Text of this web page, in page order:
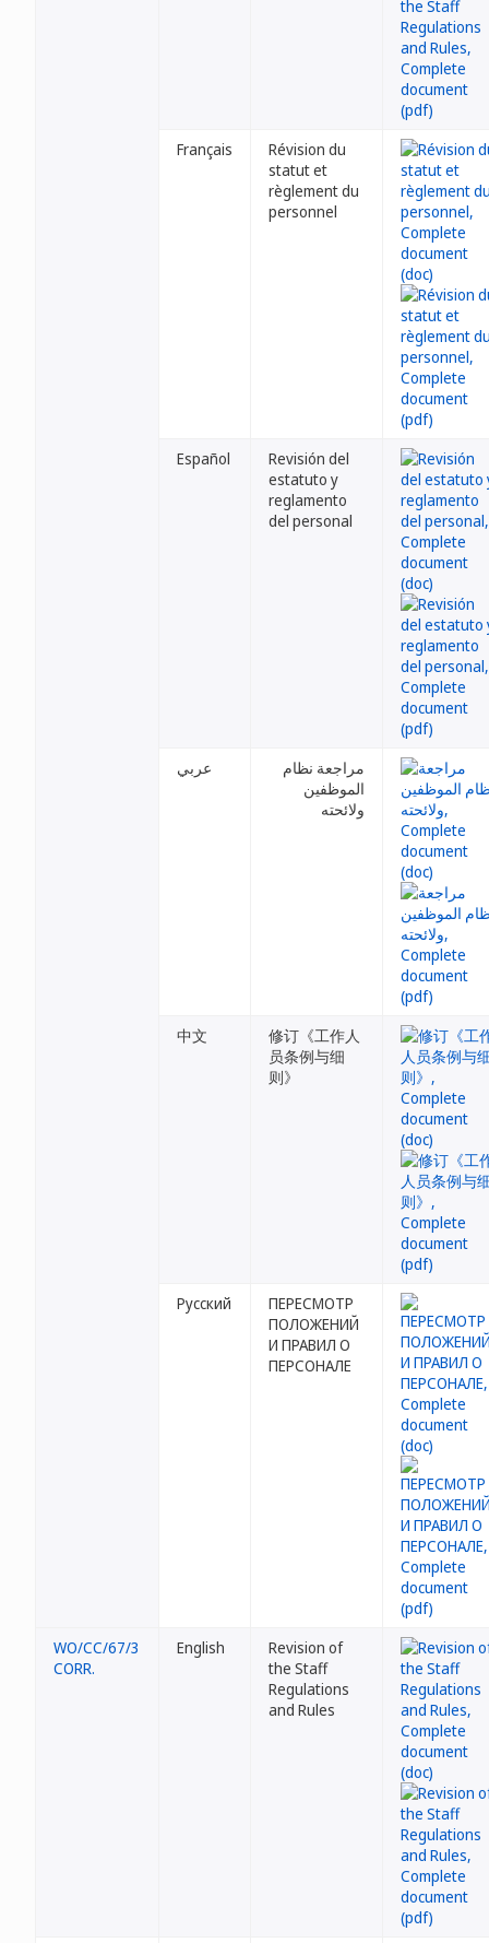
Français
Révision du
statut et
règlement du
personnel
Español
Revisión del
estatuto y
reglamento
del personal
عربي
مراجعة نظام
الموظفين
ولائحته
中文
修订《工作人
员条例与细
则》
Русский
ПЕРЕСМОТР
ПОЛОЖЕНИЙ
И ПРАВИЛ О
ПЕРСОНАЛЕ
WO/CC/67/3
CORR.
English
Revision of
the Staff
Regulations
and Rules